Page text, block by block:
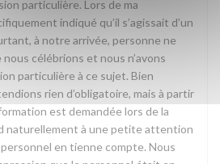
particulière. Lors de ma
indiqué qu’il s’agissait d’un
à notre arrivée, personne ne
célébrions et nous n’avons
particulière à ce sujet. Bien
rien d’obligatoire, mais à partir
est demandée lors de la
naturellement à une petite attention
en tienne compte. Nous